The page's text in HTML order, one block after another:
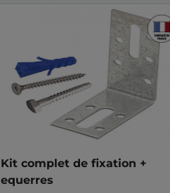
Kit complet de fixation +
equerres